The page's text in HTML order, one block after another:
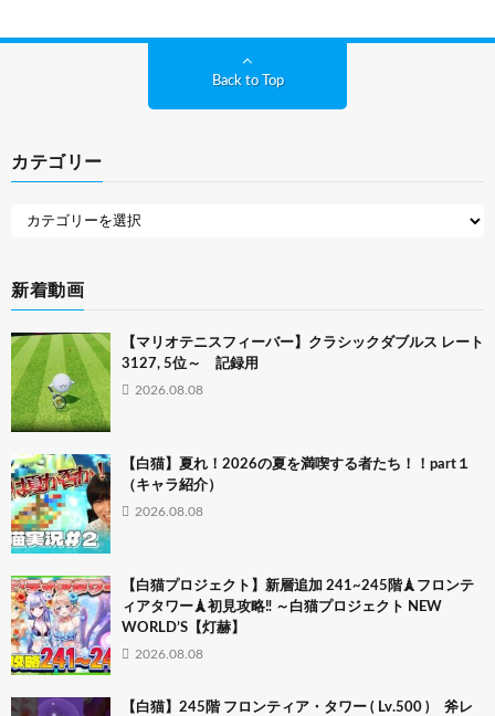
Back to Top
カテゴリー
新着動画
【マリオテニスフィーバー】クラシックダブルス レート
3127, 5位～ 記録用
2026.08.08
【白猫】夏れ！2026の夏を満喫する者たち！！part１
（キャラ紹介）
2026.08.08
【白猫プロジェクト】新層追加 241~245階🗼フロンテ
ィアタワー🗼初見攻略‼ ～白猫プロジェクト NEW
WORLD’S【灯赫】
2026.08.08
【白猫】245階 フロンティア・タワー ( Lv.500 ) 斧レ